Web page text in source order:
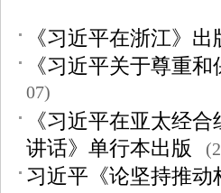
《习近平在浙江》
《习近平关于尊重
07)
《习近平在亚太经
讲话》单行本出版
习近平《论坚持推